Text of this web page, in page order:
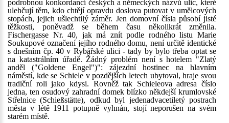
podrobnou konkordancí českých a německých názvů ulic, které
ulehčují těm, kdo chtějí opravdu doslova putovat v umělcových
stopách, jejich ušlechtilý záměr. Jen domovní čísla působí jisté
těžkosti, poněvadž se během času několikrát změnila.
Fischergasse Nr. 40, jak má znít podle rodného listu Marie
Soukupové označení jejího rodného domu, není určitě identické
s dnešním čp. 40 v Rybářské ulici - tady by bylo třeba optat se
na katastrálním úřadě. Žádný problém není s hotelem "Zlatý
anděl ("Goldene Engel")": zájezdní hostinec na hlavním
náměstí, kde se Schiele v pozdějších letech ubytoval, hraje svou
tradiční roli jako kdysi. Rovněž tak Schieleova adresa číslo
jedna, ten osudový zahradní domek blízko někdejší krumlovské
Střelnice (Schießstätte), odkud byl jedenadvacetiletý postrach
města v létě 1911 potupně vyhnán, stojí neporušen na svém
starém místě.